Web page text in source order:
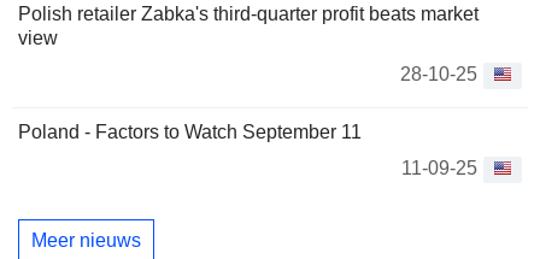
Polish retailer Zabka's third-quarter profit beats market
view
28-10-25
Poland - Factors to Watch September 11
11-09-25
Meer nieuws